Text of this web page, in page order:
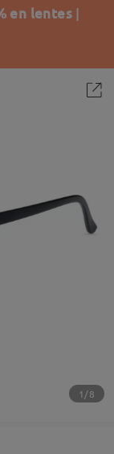
en lentes |
1/8